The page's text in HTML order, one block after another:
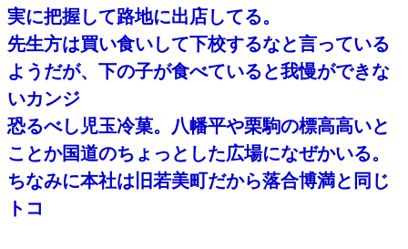
実に把握して路地に出店してる。
先生方は買い食いして下校するなと言っている
ようだが、下の子が食べていると我慢ができな
いカンジ
恐るべし児玉冷菓。八幡平や栗駒の標高高いと
ことか国道のちょっとした広場になぜかいる。
ちなみに本社は旧若美町だから落合博満と同じ
トコ